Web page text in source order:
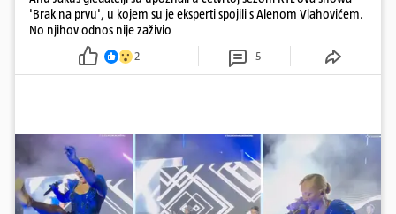
'Brak na prvu', u kojem su je eksperti spojili s Alenom Vlahovićem.
No njihov odnos nije zaživio
2 5